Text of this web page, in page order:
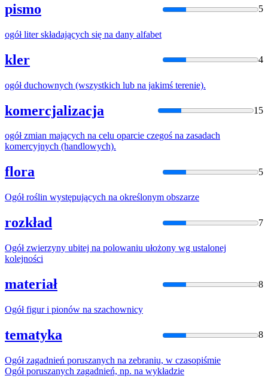
pismo 5
ogółliter składających się na dany alfabet
kler 4
ogółduchownych (wszystkich lub na jakimś terenie).
komercjalizacja 15
ogółzmian mających na celu oparcie czegoś na zasadach
komercyjnych (handlowych).
flora 5
Ogółroślin występujących na określonym obszarze
rozkład 7
Ogółzwierzyny ubitej na polowaniu ułożony wg ustalonej
kolejności
materiał 8
Ogółfigur i pionów na szachownicy
tematyka 8
Ogółzagadnień poruszanych na zebraniu, w czasopiśmie
Ogółporuszanych zagadnień, np. na wykładzie